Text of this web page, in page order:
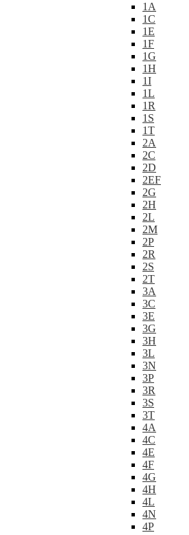
1A
1C
1E
1F
1G
1H
1I
1L
1R
1S
1T
2A
2C
2D
2EF
2G
2H
2L
2M
2P
2R
2S
2T
3A
3C
3E
3G
3H
3L
3N
3P
3R
3S
3T
4A
4C
4E
4F
4G
4H
4L
4N
4P